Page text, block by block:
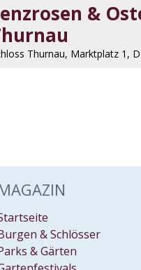
&
Thurnau, Marktplatz 1,
& Schlösser
& Gärten